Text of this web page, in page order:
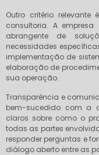
Outro critério
consultoria. A
abrangente de
necessidades
implementação de
elaboração de
sua operação.
Transparência e
bem-sucedido com a
claros sobre como o
todas as partes
responder perguntas e
diálogo aberto entre as